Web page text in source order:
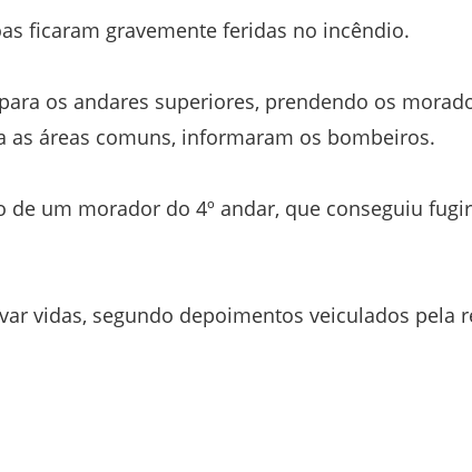
ficaram gravemente feridas no incêndio.
os andares superiores, prendendo os
as áreas comuns, informaram os bombeiros.
de um morador do 4º andar, que conseguiu fugir
vidas, segundo depoimentos veiculados pela